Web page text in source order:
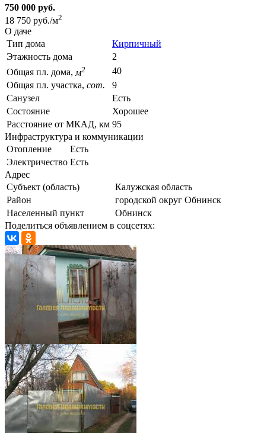
750 000 руб.
18 750 руб./м2
О даче
Тип дома
Кирпичный
Этажность дома
2
Общая пл. дома, м2
40
Общая пл. участка, сот.
9
Санузел
Есть
Состояние
Хорошее
Расстояние от МКАД, км 95
Инфраструктура и коммуникации
Отопление
Есть
Электричество Есть
Адрес
Субъект (область)
Калужская область
Район
городской округ Обнинск
Населенный пункт
Обнинск
Поделиться объявлением в соцсетях: